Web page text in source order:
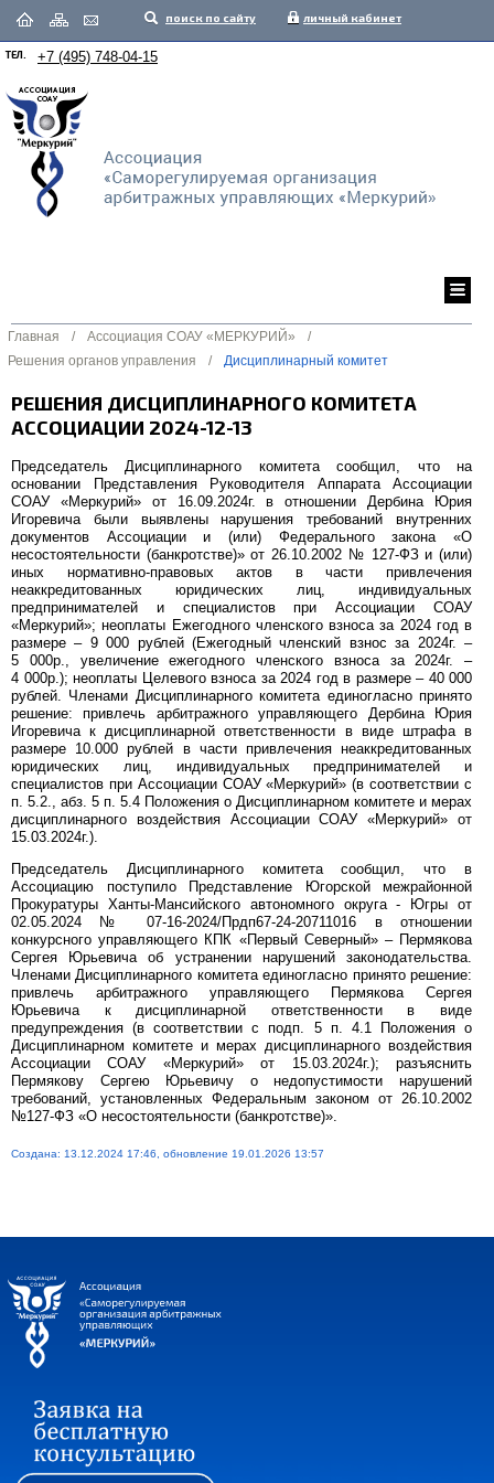
поиск по сайту личный кабинет
ТЕЛ. +7 (495) 748-04-15
Главная / Ассоциация СОАУ «МЕРКУРИЙ»
/
Решения органов управления
/ Дисциплинарный комитет
РЕШЕНИЯ ДИСЦИПЛИНАРНОГО КОМИТЕТА
АССОЦИАЦИИ 2024-12-13
Председатель Дисциплинарного комитета сообщил, что на
основании Представления Руководителя Аппарата Ассоциации
СОАУ «Меркурий» от 16.09.2024г. в отношении Дербина Юрия
Игоревича были выявлены нарушения требований внутренних
документов Ассоциации и (или) Федерального закона «О
несостоятельности (банкротстве)» от 26.10.2002 № 127-ФЗ и (или)
иных нормативно-правовых актов в части привлечения
неаккредитованных юридических лиц, индивидуальных
предпринимателей и специалистов при Ассоциации СОАУ
«Меркурий»; неоплаты Ежегодного членского взноса за 2024 год в
размере – 9 000 рублей (Ежегодный членский взнос за 2024г. –
5 000р., увеличение ежегодного членского взноса за 2024г. –
4 000р.); неоплаты Целевого взноса за 2024 год в размере – 40 000
рублей. Членами Дисциплинарного комитета единогласно принято
решение: привлечь арбитражного управляющего Дербина Юрия
Игоревича к дисциплинарной ответственности в виде штрафа в
размере 10.000 рублей в части привлечения неаккредитованных
юридических лиц, индивидуальных предпринимателей и
специалистов при Ассоциации СОАУ «Меркурий» (в соответствии с
п. 5.2., абз. 5 п. 5.4 Положения о Дисциплинарном комитете и мерах
дисциплинарного воздействия Ассоциации СОАУ «Меркурий» от
15.03.2024г.).
Председатель Дисциплинарного комитета сообщил, что в
Ассоциацию поступило Представление Югорской межрайонной
Прокуратуры Ханты-Мансийского автономного округа - Югры от
02.05.2024 № 07-16-2024/Прдп67-24-20711016 в отношении
конкурсного управляющего КПК «Первый Северный» – Пермякова
Сергея Юрьевича об устранении нарушений законодательства.
Членами Дисциплинарного комитета единогласно принято решение:
привлечь арбитражного управляющего Пермякова Сергея
Юрьевича к дисциплинарной ответственности в виде
предупреждения (в соответствии с подп. 5 п. 4.1 Положения о
Дисциплинарном комитете и мерах дисциплинарного воздействия
Ассоциации СОАУ «Меркурий» от 15.03.2024г.); разъяснить
Пермякову Сергею Юрьевичу о недопустимости нарушений
требований, установленных Федеральным законом от 26.10.2002
№127-ФЗ «О несостоятельности (банкротстве)».
Создана: 13.12.2024 17:46, обновление 19.01.2026 13:57